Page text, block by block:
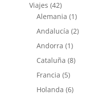
Viajes (42)
Alemania (1)
Andalucía (2)
Andorra (1)
Cataluña (8)
Francia (5)
Holanda (6)